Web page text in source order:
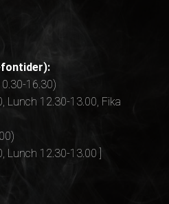
16.30)
Lunch 12.30-13.00, Fika
Lunch 12.30-13.00 ]